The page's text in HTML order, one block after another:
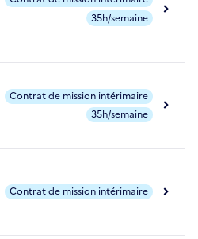
35h/semaine
Contrat de mission intérimaire
35h/semaine
Contrat de mission intérimaire